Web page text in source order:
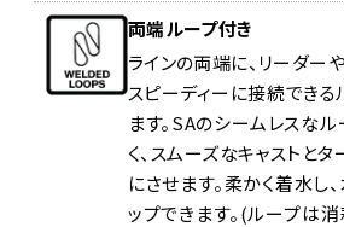
両端ループ付き
ラインの両端に、リーダー
スピーディーに接続でき
ます。SAのシームレスな
く、スムーズなキャストと
にさせます。柔かく着水し
ップできます。(ループは